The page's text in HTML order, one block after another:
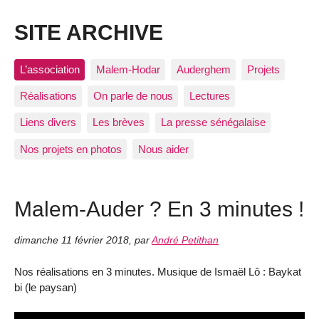
SITE ARCHIVE
L’association Malem-Hodar Auderghem Projets
Réalisations On parle de nous Lectures
Liens divers Les brèves La presse sénégalaise
Nos projets en photos Nous aider
Malem-Auder ? En 3 minutes !
dimanche 11 février 2018, parAndré Petithan
Nos réalisations en 3 minutes. Musique de Ismaël Lô : Baykat
bi (le paysan)